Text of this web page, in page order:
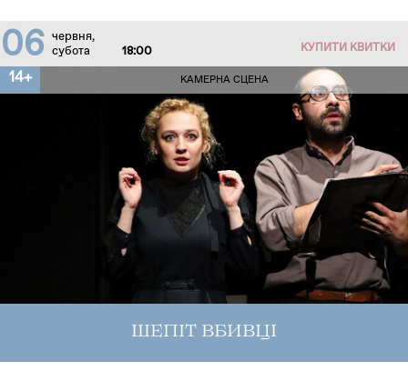
06
червня,
субота
18:00 КУПИТИ КВИТКИ
14+ КАМЕРНА СЦЕНА
ШЕПІТ ВБИВЦІ